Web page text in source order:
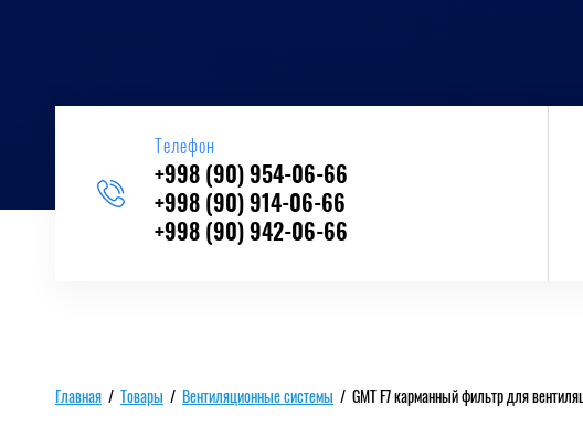
Телефон
+998 (90) 954-06-66
+998 (90) 914-06-66
+998 (90) 942-06-66
Главная / Товары / Вентиляционные системы / GMT F7 карманный фильтр для